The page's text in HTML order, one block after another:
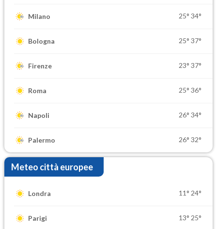
Milano 25° 34°
Bologna 25° 37°
Firenze 23° 37°
Roma 25° 36°
Napoli 26° 34°
Palermo 26° 32°
Meteo città europee
Londra 11° 24°
Parigi 13° 25°